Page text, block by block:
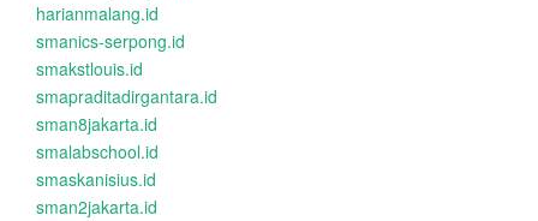
harianmalang.id
smanics-serpong.id
smakstlouis.id
smapraditadirgantara.id
sman8jakarta.id
smalabschool.id
smaskanisius.id
sman2jakarta.id